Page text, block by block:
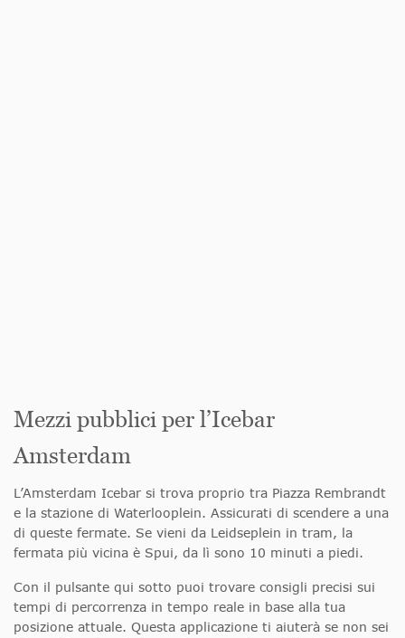
Mezzi pubblici per l’Icebar
Amsterdam
L’Amsterdam Icebar si trova proprio tra Piazza Rembrandt
e la stazione di Waterlooplein. Assicurati di scendere a una
di queste fermate. Se vieni da Leidseplein in tram, la
fermata più vicina è Spui, da lì sono 10 minuti a piedi.
Con il pulsante qui sotto puoi trovare consigli precisi sui
tempi di percorrenza in tempo reale in base alla tua
posizione attuale. Questa applicazione ti aiuterà se non sei